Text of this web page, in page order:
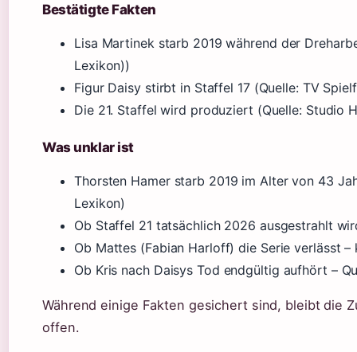
Bestätigte Fakten
Lisa Martinek starb 2019 während der
Lexikon))
Figur Daisy stirbt in Staffel 17 (Quelle: TV
Die 21. Staffel wird produziert (Quelle: Studio
Was unklar ist
Thorsten Hamer starb 2019 im Alter von 43
Lexikon)
Ob Staffel 21 tatsächlich 2026 ausgestrahlt
Ob Mattes (Fabian Harloff) die Serie verlässt –
Ob Kris nach Daisys Tod endgültig aufhört –
Während einige Fakten gesichert sind, bleibt die
offen.